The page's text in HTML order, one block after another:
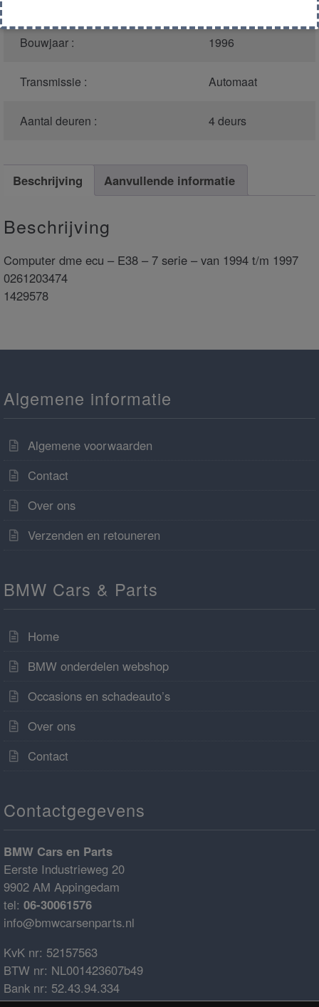
Bouwjaar : 1996
Transmissie : Automaat
Aantal deuren : 4 deurs
Beschrijving Aanvullende informatie
Beschrijving
Computer dme ecu – E38 – 7 serie – van 1994 t/m 1997
0261203474
1429578
Algemene informatie
Algemene voorwaarden
Contact
Over ons
Verzenden en retouneren
BMW Cars & Parts
Home
BMW onderdelen webshop
Occasions en schadeauto’s
Over ons
Contact
Contactgegevens
BMW Cars en Parts
Eerste Industrieweg 20
9902 AM Appingedam
tel: 06-30061576
info@bmwcarsenparts.nl
KvK nr: 52157563
BTW nr: NL001423607b49
Bank nr: 52.43.94.334